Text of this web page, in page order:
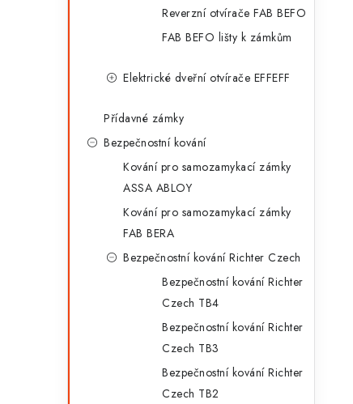
Reverzní otvírače FAB BEFO
FAB BEFO lišty k zámkům
Elektrické dveřní otvírače EFFEFF
Přídavné zámky
Bezpečnostní kování
Kování pro samozamykací zámky
ASSA ABLOY
Kování pro samozamykací zámky
FAB BERA
Bezpečnostní kování Richter Czech
Bezpečnostní kování Richter
Czech TB4
Bezpečnostní kování Richter
Czech TB3
Bezpečnostní kování Richter
Czech TB2